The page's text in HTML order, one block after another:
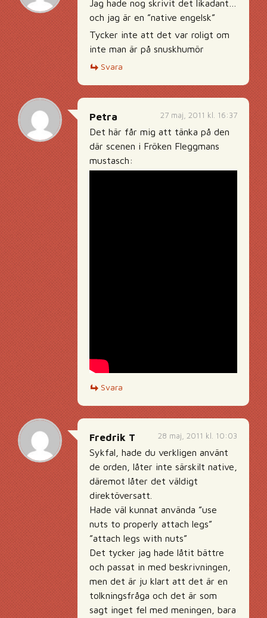
Jag hade nog skrivit det likadant…
och jag är en ”native engelsk”
Tycker inte att det var roligt om
inte man är på snuskhumör
Svara
27 maj, 2011 kl. 16:37
Petra
Det här får mig att tänka på den
där scenen i Fröken Fleggmans
mustasch:
Svara
28 maj, 2011 kl. 10:03
Fredrik T
Sykfal, hade du verkligen använt
de orden, låter inte särskilt native,
däremot låter det väldigt
direktöversatt.
Hade väl kunnat använda ”use
nuts to properly attach legs”
”attach legs with nuts”
Det tycker jag hade låtit bättre
och passat in med beskrivningen,
men det är ju klart att det är en
tolkningsfråga och det är som
sagt inget fel med meningen, bara